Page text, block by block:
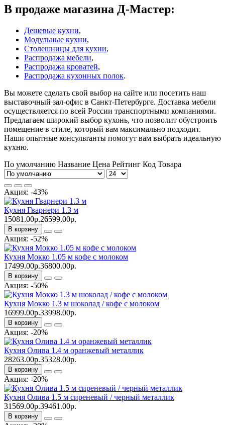
В продаже магазина Д-Мастер:
Дешевые кухни,
Модульные кухни,
Столешницы для кухни,
Распродажа мебели,
Распродажа кроватей,
Распродажа кухонных полок.
Вы можете сделать свой выбор на сайте или посетить наш
выставочный зал-офис в Санкт-Петербурге. Доставка мебели
осуществляется по всей России транспортными компаниями.
Предлагаем широкий выбор кухонь, что позволит обустроить
помещение в стиле, который вам максимально подходит.
Наши опытные консультанты помогут вам выбрать идеальную
кухню.
По умолчанию Название Цена Рейтинг Код Товара
Акция: -43%
Кухня Гварнери 1.3 м
15081.00р.26599.00р.
В корзину
Акция: -52%
Кухня Мокко 1.05 м кофе с молоком
17499.00р.36800.00р.
В корзину
Акция: -50%
Кухня Мокко 1.3 м шоколад / кофе с молоком
16999.00р.33998.00р.
В корзину
Акция: -20%
Кухня Олива 1.4 м оранжевый металлик
28263.00р.35328.00р.
В корзину
Акция: -20%
Кухня Олива 1.5 м сиреневый / черный металлик
31569.00р.39461.00р.
В корзину